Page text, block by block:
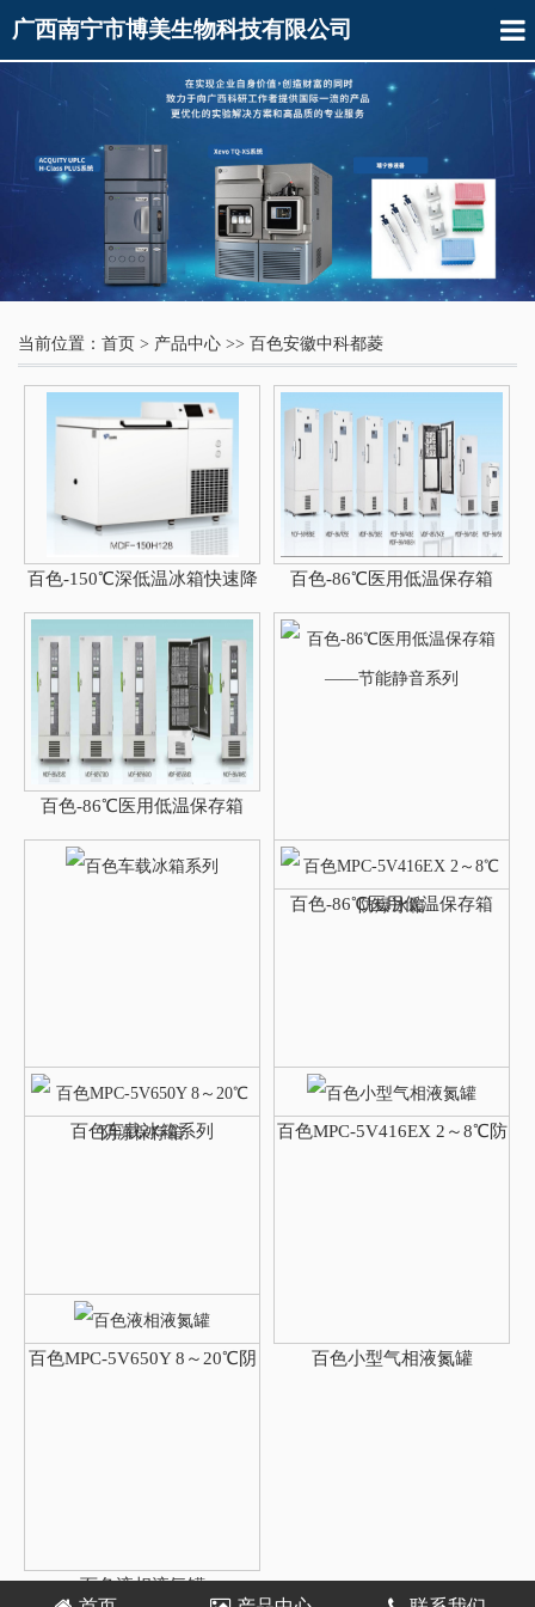
广西南宁市博美生物科技有限公司
当前位置： 首页 > 产品中心 >> 百色安徽中科都菱
百色-150℃深低温冰箱快速降
温安全稳定
百色-86℃医用低温保存箱
——极速制冷系统
百色-86℃医用低温保存箱
百色-86℃医用低温保存箱
百色车载冰箱系列
百色MPC-5V416EX 2～8℃防
百色MPC-5V650Y 8～20℃阴
百色小型气相液氮罐
百色液相液氮罐